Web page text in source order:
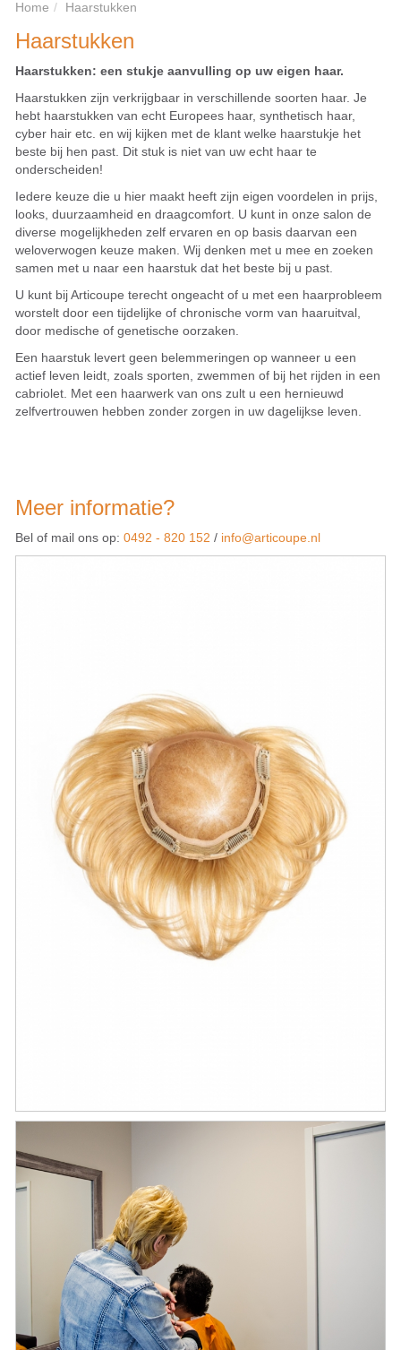
Home Haarstukken
Haarstukken
Haarstukken: een stukje aanvulling op uw eigen haar.
Haarstukken zijn verkrijgbaar in verschillende soorten haar. Je
hebt haarstukken van echt Europees haar, synthetisch haar,
cyber hair etc. en wij kijken met de klant welke haarstukje het
beste bij hen past. Dit stuk is niet van uw echt haar te
onderscheiden!
Iedere keuze die u hier maakt heeft zijn eigen voordelen in prijs,
looks, duurzaamheid en draagcomfort. U kunt in onze salon de
diverse mogelijkheden zelf ervaren en op basis daarvan een
weloverwogen keuze maken. Wij denken met u mee en zoeken
samen met u naar een haarstuk dat het beste bij u past.
U kunt bij Articoupe terecht ongeacht of u met een haarprobleem
worstelt door een tijdelijke of chronische vorm van haaruitval,
door medische of genetische oorzaken.
Een haarstuk levert geen belemmeringen op wanneer u een
actief leven leidt, zoals sporten, zwemmen of bij het rijden in een
cabriolet. Met een haarwerk van ons zult u een hernieuwd
zelfvertrouwen hebben zonder zorgen in uw dagelijkse leven.
Meer informatie?
Bel of mail ons op: 0492 - 820 152 / info@articoupe.nl